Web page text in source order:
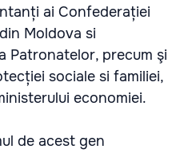
ai Confederației
Moldova si
Patronatelor, precum şi
sociale si familiei,
economiei.
de acest gen